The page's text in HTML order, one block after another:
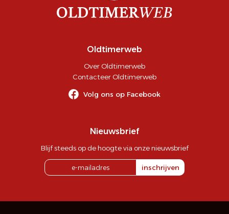
Oldtimerweb
Over Oldtimerweb
Contacteer Oldtimerweb
Volg ons op Facebook
Nieuwsbrief
Blijf steeds op de hoogte via onze nieuwsbrief
inschrijven